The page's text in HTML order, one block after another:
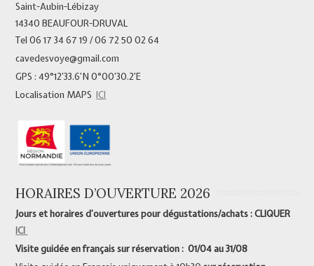
Saint-Aubin-Lébizay
14340 BEAUFOUR-DRUVAL
Tel 06 17 34 67 19 / 06 72 50 02 64
cavedesvoye@gmail.com
GPS : 49°12’33.6’N 0°00’30.2’E
Localisation MAPSICI
HORAIRES D’OUVERTURE 2026
Jours et horaires d’ouvertures pour dégustations/achats : CLIQUER
ICI
Visite guidée en français sur réservation : 01/04 au 31/08